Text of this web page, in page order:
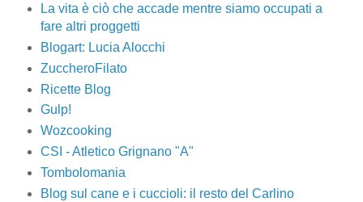
La vita è ciò che accade mentre siamo occupati a
fare altri proggetti
Blogart: Lucia Alocchi
ZuccheroFilato
Ricette Blog
Gulp!
Wozcooking
CSI - Atletico Grignano "A"
Tombolomania
Blog sul cane e i cuccioli: il resto del Carlino